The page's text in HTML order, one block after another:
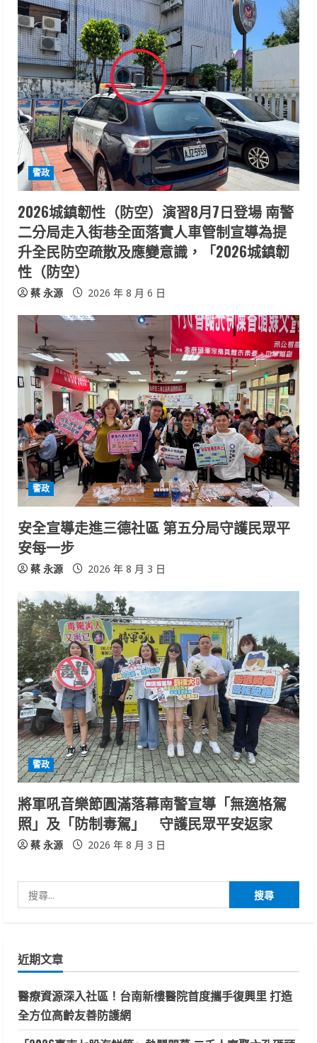
e
R
e
a
d
i
n
g
警政
2026城鎮韌性（防空）演習8月7日登場 南警
二分局走入街巷全面落實人車管制宣導為提
升全民防空疏散及應變意識，「2026城鎮韌
性（防空）
蔡 永源 2026 年 8 月 6 日
警政
安全宣導走進三德社區 第五分局守護民眾平
安每一步
蔡 永源 2026 年 8 月 3 日
警政
將軍吼音樂節圓滿落幕南警宣導「無適格駕
照」及「防制毒駕」 守護民眾平安返家
蔡 永源 2026 年 8 月 3 日
尋
字:
近期文章
醫療資源深入社區！台南新樓醫院首度攜手復興里 打造
全方位高齡友善防護網